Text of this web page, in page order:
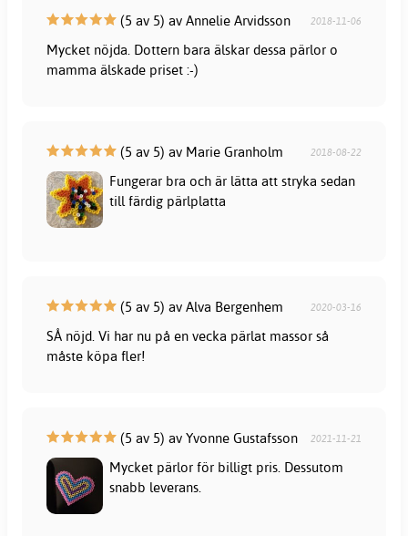
(5 av 5) av Annelie Arvidsson 2018-11-06
Mycket nöjda. Dottern bara älskar dessa pärlor o
mamma älskade priset :-)
(5 av 5) av Marie Granholm 2018-08-22
Fungerar bra och är lätta att stryka sedan
till färdig pärlplatta
(5 av 5) av Alva Bergenhem 2020-03-16
SÅ nöjd. Vi har nu på en vecka pärlat massor så
måste köpa fler!
(5 av 5) av Yvonne Gustafsson 2021-11-21
Mycket pärlor för billigt pris. Dessutom
snabb leverans.